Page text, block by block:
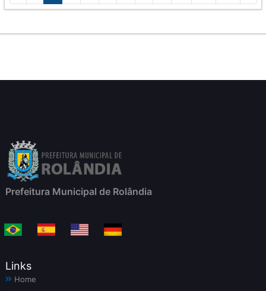
Prefeitura Municipal de Rolândia
Links
Home